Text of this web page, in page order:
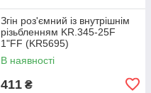
Згін роз'ємний із внутрішнім
різьбленням KR.345-25F
1"FF (KR5695)
В наявності
411 ₴